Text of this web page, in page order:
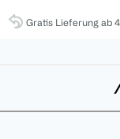
Gratis Lieferung ab